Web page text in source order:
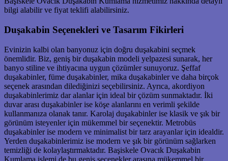
bilgi alabilir ve fiyat teklifi alabilirsiniz.
Duşakabin Seçenekleri ve Tasarım Fikirleri
Evinizin kalbi olan banyonuz için doğru duşakabini seçmek
önemlidir. Biz, geniş bir duşakabin modeli yelpazesi sunarak, her
banyo stiline ve ihtiyacına uygun çözümler sunuyoruz. Şeffaf
duşakabinler, füme duşakabinler, mika duşakabinler ve daha birçok
seçenek arasından dilediğinizi seçebilirsiniz. Ayrıca, akordiyon
duşakabinlerimiz dar alanlar için ideal bir çözüm sunmaktadır. İki
duvar arası duşakabinler ise köşe alanlarını en verimli şekilde
kullanmanıza olanak tanır. Karolaj duşakabinler ise klasik ve şık bir
görünüm isteyenler için mükemmel bir seçenektir. Metrobüs
duşakabinler ise modern ve minimalist bir tarz arayanlar için idealdir.
Yerden duşakabinlerimiz ise modern ve şık bir görünüm sağlarken
temizliği de kolaylaştırmaktadır. Başiskele Ovacık Duşakabin
Kumlama işlemi de bu geniş seçenekler arasına mükemmel bir